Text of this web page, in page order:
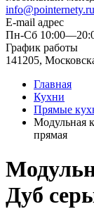
info@pointernety.ru
E-mail адрес
Пн-Сб
График работы
141205,
Главная
Кухни
Прямые
Модульная
прямая
Дуб